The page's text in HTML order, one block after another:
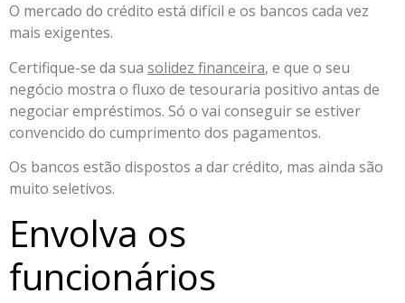
O mercado do crédito está difícil e os bancos cada vez
mais exigentes.
Certifique-se da sua solidez financeira, e que o seu
negócio mostra o fluxo de tesouraria positivo antas de
negociar empréstimos. Só o vai conseguir se estiver
convencido do cumprimento dos pagamentos.
Os bancos estão dispostos a dar crédito, mas ainda são
muito seletivos.
Envolva os
funcionários